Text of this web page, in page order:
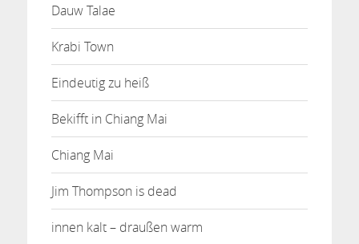
Dauw Talae
Krabi Town
Eindeutig zu heiß
Bekifft in Chiang Mai
Chiang Mai
Jim Thompson is dead
innen kalt – draußen warm